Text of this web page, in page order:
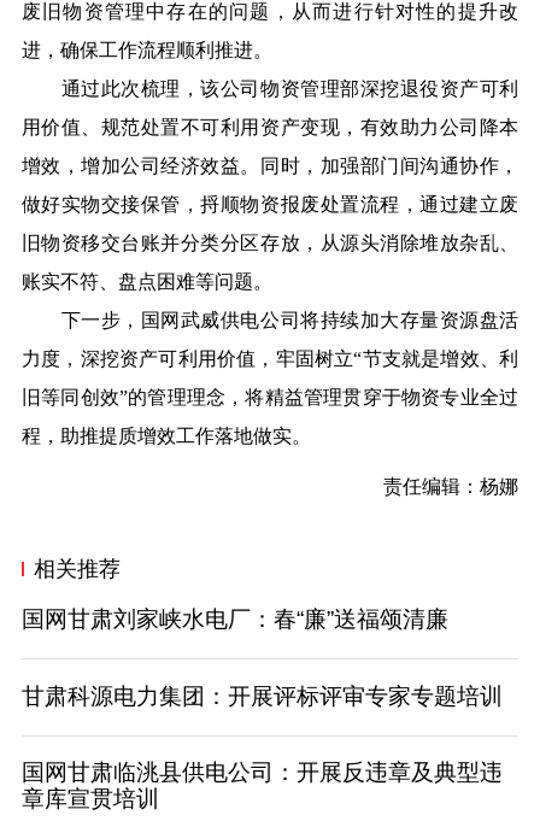
废旧物资管理中存在的问题，从而进行针对性的提升改
进，确保工作流程顺利推进。
通过此次梳理，该公司物资管理部深挖退役资产可利
用价值、规范处置不可利用资产变现，有效助力公司降本
增效，增加公司经济效益。同时，加强部门间沟通协作，
做好实物交接保管，捋顺物资报废处置流程，通过建立废
旧物资移交台账并分类分区存放，从源头消除堆放杂乱、
账实不符、盘点困难等问题。
下一步，国网武威供电公司将持续加大存量资源盘活
力度，深挖资产可利用价值，牢固树立“节支就是增效、利
旧等同创效”的管理理念，将精益管理贯穿于物资专业全过
程，助推提质增效工作落地做实。
责任编辑：杨娜
相关推荐
国网甘肃刘家峡水电厂：春“廉”送福颂清廉
甘肃科源电力集团：开展评标评审专家专题培训
国网甘肃临洮县供电公司：开展反违章及典型违
章库宣贯培训